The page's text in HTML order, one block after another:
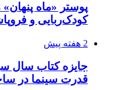
پوستر «ماه
کودک‌ربایی و
2 هفته پیش
جایزه کتاب سال
قدرت سینما در